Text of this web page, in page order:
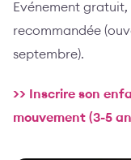
Evénement
recommandée
septembre).
>> Inscrire son
mouvement (3-5